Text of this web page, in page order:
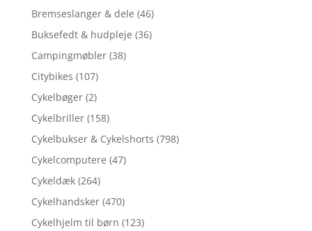
Bremseslanger & dele (46)
Buksefedt & hudpleje (36)
Campingmøbler (38)
Citybikes (107)
Cykelbøger (2)
Cykelbriller (158)
Cykelbukser & Cykelshorts (798)
Cykelcomputere (47)
Cykeldæk (264)
Cykelhandsker (470)
Cykelhjelm til børn (123)